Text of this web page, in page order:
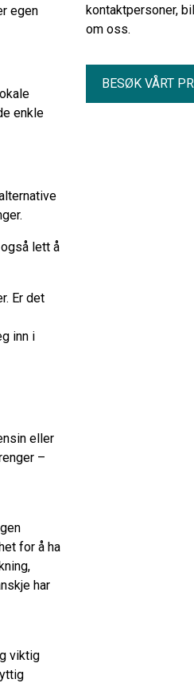
egen
enkle
lett å
Er det
inn i
eller
–
for å ha
har
viktig
kontaktpersoner,
om oss.
BESØK VÅRT